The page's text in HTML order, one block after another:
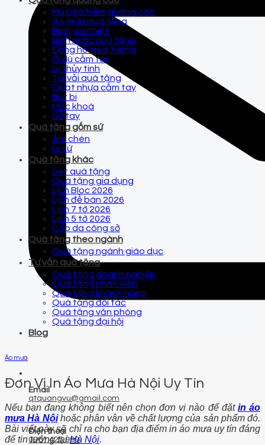
Email
qtquangvu@gmail.com
Điện thoại
0961 425 999
Mũ bảo hiểm quảng cáo
Áo mưa quà tặng
Bình giữ nhiệt
Bình nước quà tặng
Đồng hồ treo tường
Ô dù cầm tay
Ly thủy tinh
Túi vải quà tặng
Quạt nhựa cầm tay
Bút bi
Móc khoá
Sổ tay
Quà tặng gốm sứ
Ấm chén
Ly sứ
Quà tặng khác
Set quà tặng
Quà tặng gia dụng
Lịch Bloc 2026
Lịch để bàn 2026
Lịch 7 tờ 2026
Lịch 5 tờ 2026
Cặp da công sở
Quà tặng theo ngành
Quà tặng ngành giáo dục
Tư vấn quà tặng
Quà tặng doanh nghiệp
Quà tặng nhân viên
Quà tặng khách hàng
Quà tặng đối tác
Quà tặng văn phòng
Quà tặng đại hội
Blog
Áo mưa
Đơn Vị In Áo Mưa Hà Nội Uy Tín
Nếu bạn đang không biết nên chọn đơn vị nào để đặt in áo
mưa Hà Nộihoặc phân vân về chất lượng của sản phẩm đó.
Bài viết này sẽ chỉ ra cho bạn địa điểm in áo mưa uy tín đáng
để tin tưởng tạiHà Nội.